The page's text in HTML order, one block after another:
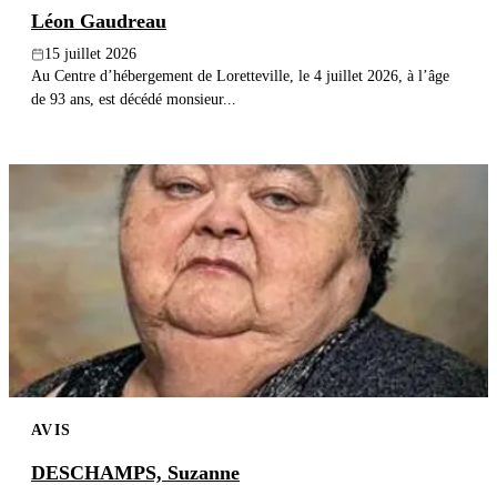
Léon Gaudreau
15 juillet 2026
Au Centre d’hébergement de Loretteville, le 4 juillet 2026, à l’âge
de 93 ans, est décédé monsieur...
AVIS
DESCHAMPS, Suzanne